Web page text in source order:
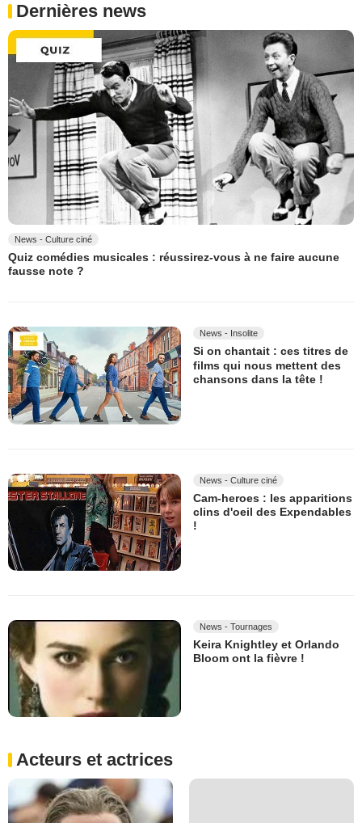
Dernières news
News - Culture ciné
Quiz comédies musicales : réussirez-vous à ne faire aucune
fausse note ?
News - Insolite
Si on chantait : ces titres de
films qui nous mettent des
chansons dans la tête !
News - Culture ciné
Cam-heroes : les apparitions
clins d'oeil des Expendables
!
News - Tournages
Keira Knightley et Orlando
Bloom ont la fièvre !
Acteurs et actrices